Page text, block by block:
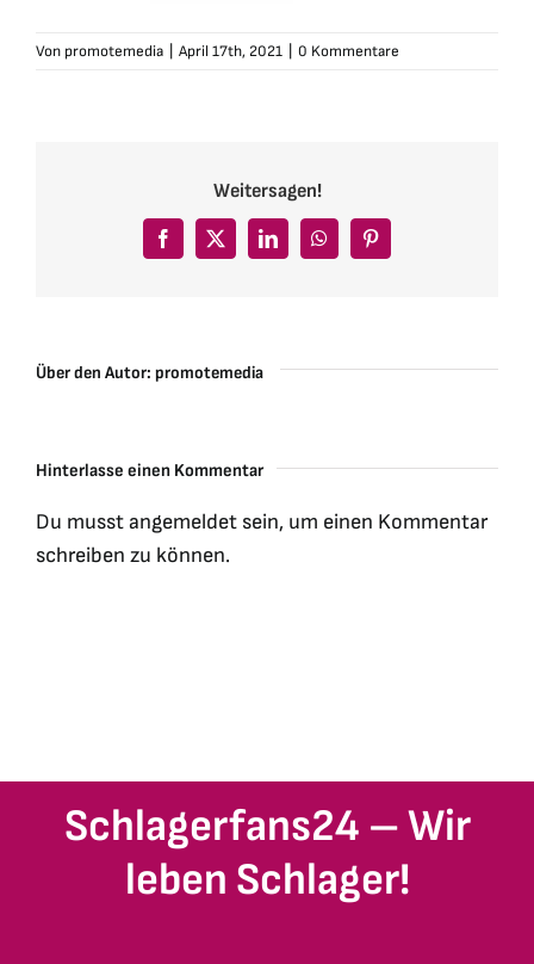
Von promotemedia April 17th, 2021 0 Kommentare
Weitersagen!
Facebook
X LinkedInWhatsAppPinterest
Über den Autor: promotemedia
Hinterlasse einen Kommentar
Du musstangemeldet sein, um einen Kommentar
schreiben zu können.
Schlagerfans24 – Wir
leben Schlager!